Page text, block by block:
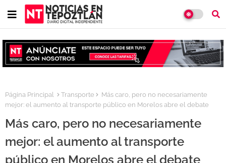
Página Principal Transporte
Más caro, pero no necesariamente
mejor: el aumento al transporte público en Morelos abre el debate
Más caro, pero no necesariamente
mejor: el aumento al transporte
público en Morelos abre el debate